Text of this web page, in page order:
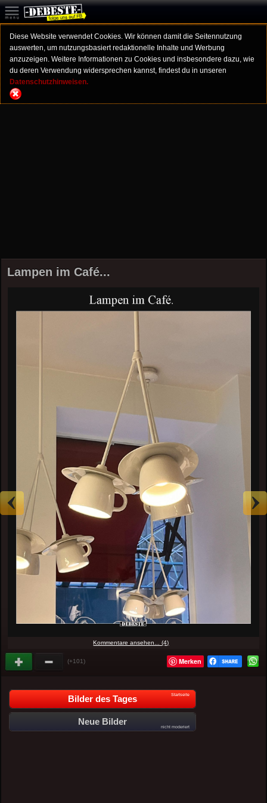
Diese Website verwendet Cookies. Wir können damit die Seitennutzung
auswerten, um nutzungsbasiert redaktionelle Inhalte und Werbung
anzuzeigen. Weitere Informationen zu Cookies und insbesondere dazu, wie
du deren Verwendung widersprechen kannst, findest du in unseren
Datenschutzhinweisen.
Lampen im Café...
Kommentare ansehen... (4)
(+101) Merken
Bilder des Tages Startseite
Neue Bilder
nicht moderiert